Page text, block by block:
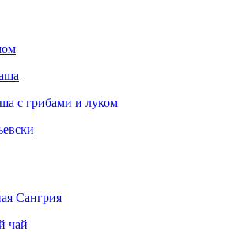
с грибами и луком
Сангрия
чай